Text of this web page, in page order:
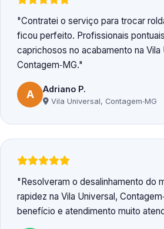
Contratei o serviço para trocar
ficou perfeito. Profissionais
caprichosos no acabamento na Vila
Contagem‑MG.
A Adriano P.
Vila Universal, Contagem‑MG
Resolveram o desalinhamento do
rapidez na Vila Universal,
benefício e atendimento muito